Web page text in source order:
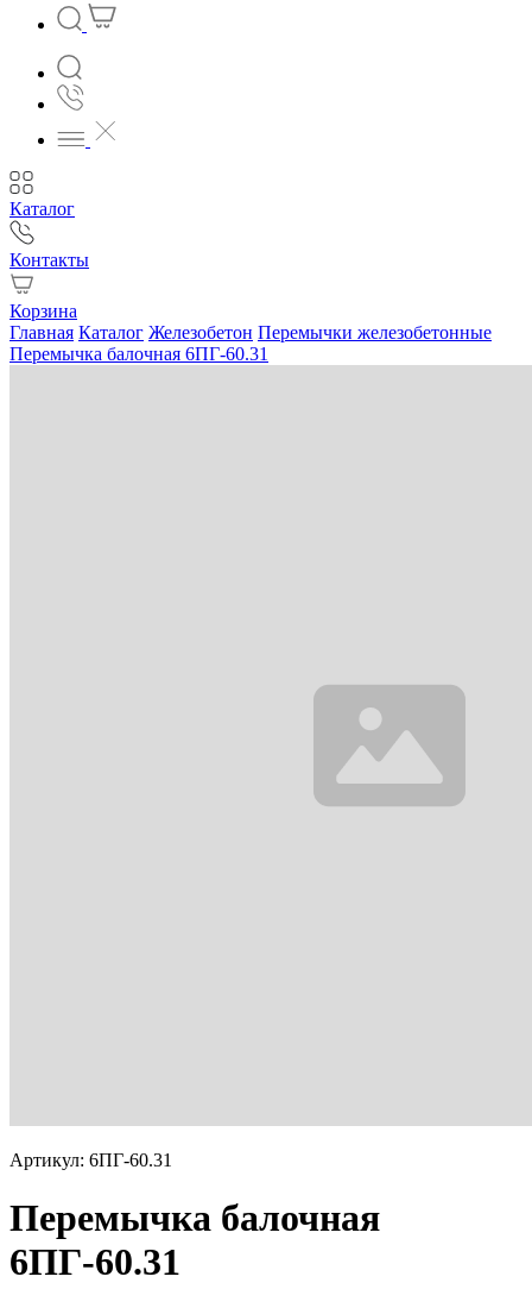
Каталог
Контакты
Корзина
Главная Каталог Железобетон Перемычки железобетонные
Перемычка балочная 6ПГ-60.31
Артикул: 6ПГ-60.31
Перемычка балочная
6ПГ-60.31